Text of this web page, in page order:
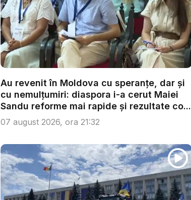
Au revenit în Moldova cu speranțe, dar și
cu nemulțumiri: diaspora i-a cerut Maiei
Sandu reforme mai rapide și rezultate co...
07 august 2026, ora 21:32